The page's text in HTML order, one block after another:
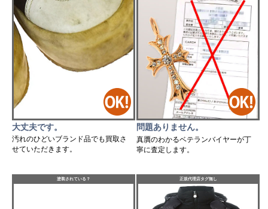
大丈夫です。
汚れのひどいブランド品でも買取さ
せていただきます。
問題ありません。
真贋のわかるベテランバイヤーが丁
寧に査定します。
塗装されている？ 正規代理店タグ無し